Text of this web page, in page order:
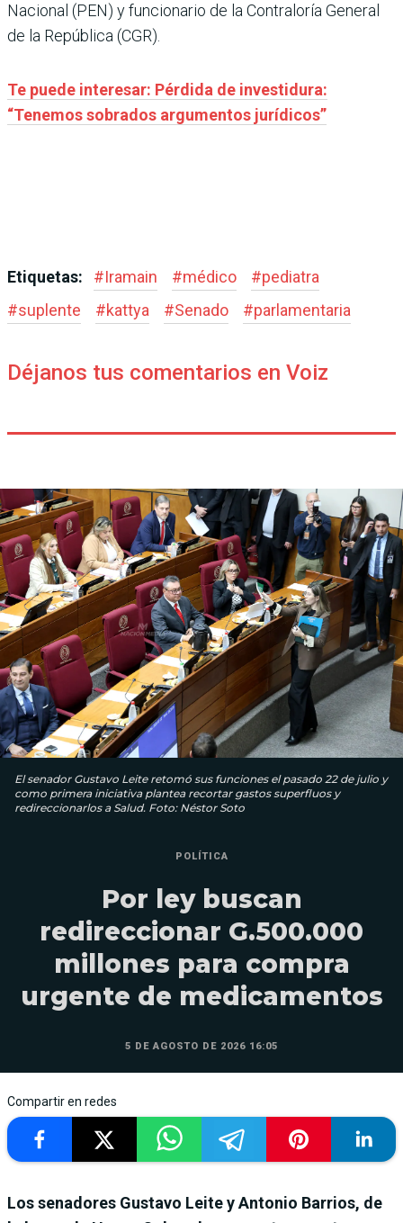
Nacional (PEN) y funcionario de la Contraloría General
de la República (CGR).
Te puede interesar: Pérdida de investidura:
“Tenemos sobrados argumentos jurídicos”
Etiquetas: #Iramain #médico #pediatra
#suplente #kattya #Senado #parlamentaria
Déjanos tus comentarios en Voiz
El senador Gustavo Leite retomó sus funciones el pasado 22 de julio y
como primera iniciativa plantea recortar gastos superfluos y
redireccionarlos a Salud. Foto: Néstor Soto
POLÍTICA
Por ley buscan
redireccionar G.500.000
millones para compra
urgente de medicamentos
5 DE AGOSTO DE 2026 16:05
Compartir en redes
Los senadores Gustavo Leite y Antonio Barrios, de